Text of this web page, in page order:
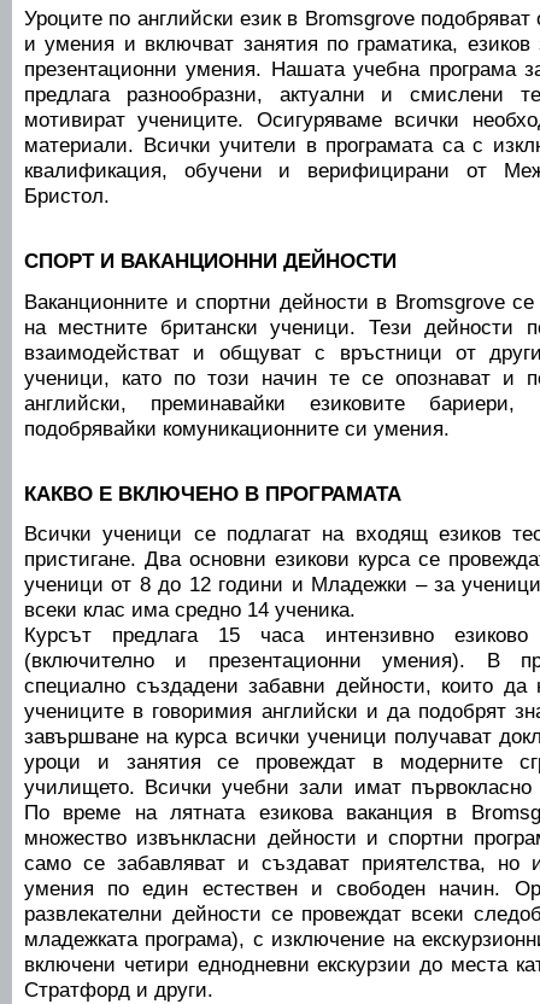
Уроците по английски език в Bromsgrove
и умения и включват занятия по граматика,
презентационни умения. Нашата учебна програма
предлага разнообразни, актуални и смислени
мотивират учениците. Осигуряваме всички
материали. Всички учители в програмата са с
квалификация, обучени и верифицирани от
Бристол.
СПОРТ И ВАКАНЦИОННИ ДЕЙНОСТИ
Ваканционните и спортни дейности в Bromsgrove
на местните британски ученици. Тези дейности
взаимодействат и общуват с връстници от
ученици, като по този начин те се опознават и
английски, преминавайки езиковите
подобрявайки комуникационните си умения.
КАКВО Е ВКЛЮЧЕНО В ПРОГРАМАТА
Всички ученици се подлагат на входящ езиков
пристигане. Два основни езикови курса се
ученици от 8 до 12 години и Младежки – за
всеки клас има средно 14 ученика.
Курсът предлага 15 часа интензивно
(включително и презентационни умения). В
специално създадени забавни дейности, които да
учениците в говоримия английски и да подобрят
завършване на курса всички ученици получават
уроци и занятия се провеждат в модерните
училището. Всички учебни зали имат първокласно
По време на лятната езикова ваканция в
множество извънкласни дейности и спортни
само се забавляват и създават приятелства, но
умения по един естествен и свободен начин.
развлекателни дейности се провеждат всеки
младежката програма), с изключение на
включени четири еднодневни екскурзии до места
Стратфорд и други.